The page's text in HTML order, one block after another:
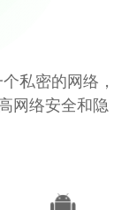
私密的网络，
网络安全和隐